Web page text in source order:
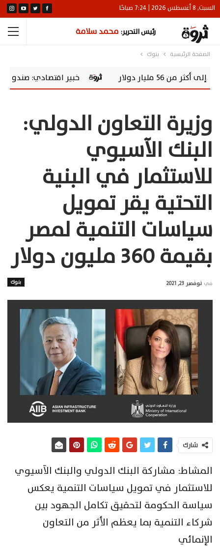
السبت, 8 أغسطس 2026 | 7:24 صباحًا
رئيس التحرير: محمد سلامة
الصفحة الرئيسية بنوك
خبير اقتصادي: صندوق المصريين
وزيرة التعاون الدولي:
البنك الآسيوي
للاستثمار في البنية
التحتية يقر تمويل
سياسات التنمية لمصر
بقيمة 360 مليون دولار
بنوك في نوفمبر 23, 2021
شارك
المشاط: مشاركة البنك الدولي والبنك الآسيوي
للاستثمار في تمويل سياسات التنمية يعكس
سياسة الحكومة لتحقيق تكامل الجهود بين
شركاء التنمية بما يعظم الأثر من التعاون
الإنمائي